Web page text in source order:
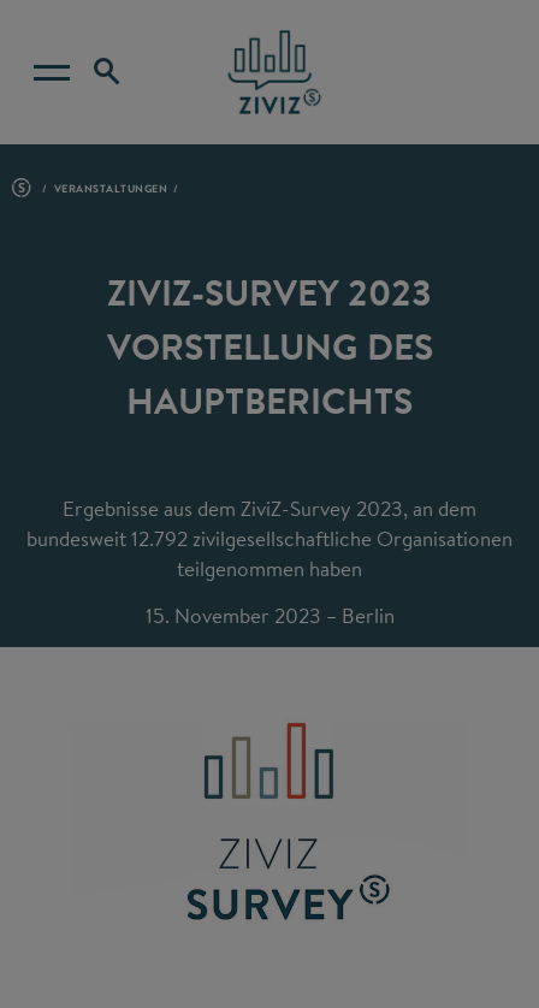
VERANSTALTUNGEN
ZIVIZ-SURVEY 2023
VORSTELLUNG DES
HAUPTBERICHTS
Ergebnisse aus dem ZiviZ-Survey 2023, an dem
bundesweit 12.792 zivilgesellschaftliche Organisationen
teilgenommen haben
15. November 2023 – Berlin